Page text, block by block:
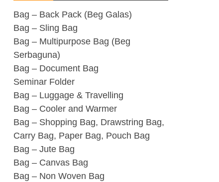
Bag – Back Pack (Beg Galas)
Bag – Sling Bag
Bag – Multipurpose Bag (Beg
Serbaguna)
Bag – Document Bag
Seminar Folder
Bag – Luggage & Travelling
Bag – Cooler and Warmer
Bag – Shopping Bag, Drawstring Bag,
Carry Bag, Paper Bag, Pouch Bag
Bag – Jute Bag
Bag – Canvas Bag
Bag – Non Woven Bag